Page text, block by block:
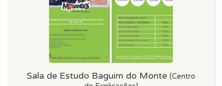
Sala de Estudo Baguim do Monte (Centro